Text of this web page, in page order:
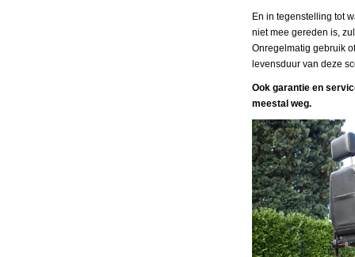
En in tegenstelling tot
niet mee gereden is,
Onregelmatig gebruik
levensduur van deze
Ook garantie en
meestal weg.